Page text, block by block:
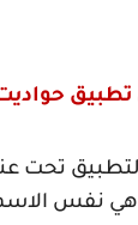
تحت
نفس